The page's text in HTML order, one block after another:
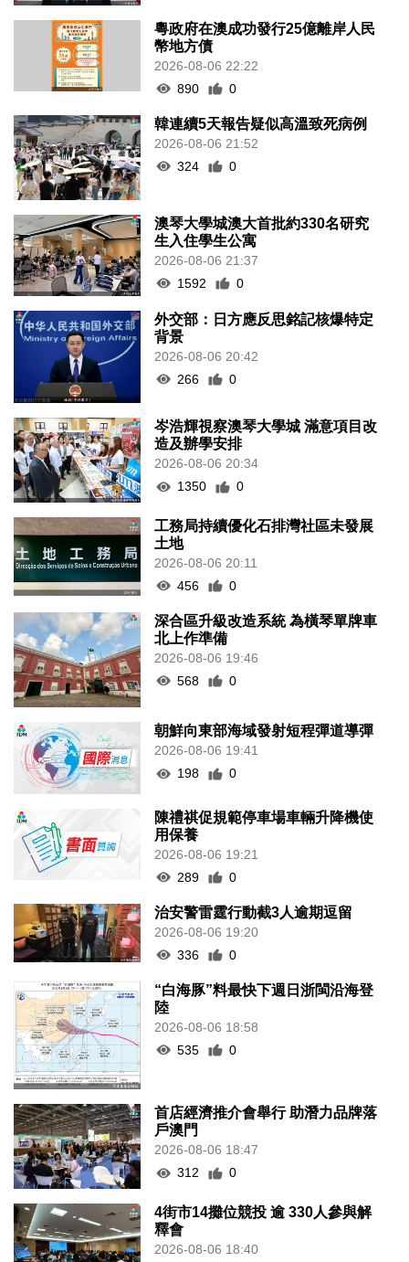
粵政府在澳成功發行25億離岸人民
幣地方債
2026-08-06 22:22
890
0
韓連續5天報告疑似高溫致死病例
2026-08-06 21:52
324
0
澳琴大學城澳大首批約330名研究
生入住學生公寓
2026-08-06 21:37
1592
0
外交部：日方應反思銘記核爆特定
背景
2026-08-06 20:42
266
0
岑浩輝視察澳琴大學城 滿意項目改
造及辦學安排
2026-08-06 20:34
1350
0
工務局持續優化石排灣社區未發展
土地
2026-08-06 20:11
456
0
深合區升級改造系統 為橫琴單牌車
北上作準備
2026-08-06 19:46
568
0
朝鮮向東部海域發射短程彈道導彈
2026-08-06 19:41
198
0
陳禮祺促規範停車場車輛升降機使
用保養
2026-08-06 19:21
289
0
治安警雷霆行動截3人逾期逗留
2026-08-06 19:20
336
0
“白海豚”料最快下週日浙閩沿海登
陸
2026-08-06 18:58
535
0
首店經濟推介會舉行 助潛力品牌落
戶澳門
2026-08-06 18:47
312
0
4街市14攤位競投 逾 330人參與解
釋會
2026-08-06 18:40